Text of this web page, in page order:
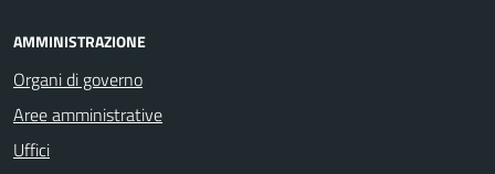
AMMINISTRAZIONE
Organi di governo
Aree amministrative
Uffici